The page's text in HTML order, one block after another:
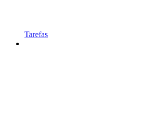
Tarefas